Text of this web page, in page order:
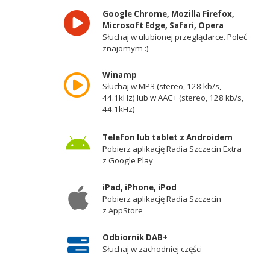
Google Chrome, Mozilla Firefox,
Microsoft Edge, Safari, Opera
Słuchaj w ulubionej przeglądarce. Poleć
znajomym :)
Winamp
Słuchaj w MP3 (stereo, 128 kb/s,
44.1kHz) lub w AAC+ (stereo, 128 kb/s,
44.1kHz)
Telefon lub tablet z Androidem
Pobierz aplikację Radia Szczecin Extra
z Google Play
iPad, iPhone, iPod
Pobierz aplikację Radia Szczecin
z AppStore
Odbiornik DAB+
Słuchaj w zachodniej części